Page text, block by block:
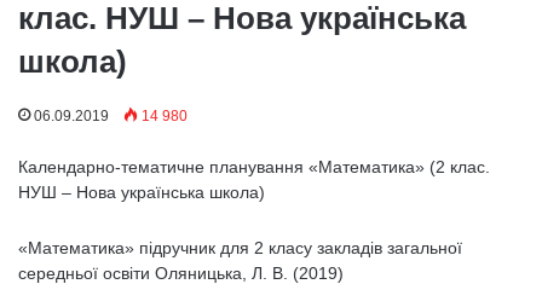
клас. НУШ – Нова українська
школа)
06.09.2019 14 980
Календарно-тематичне планування «Математика» (2 клас.
НУШ – Нова українська школа)
«Математика» підручник для 2 класу закладів загальної
середньої освіти Оляницька, Л. В. (2019)